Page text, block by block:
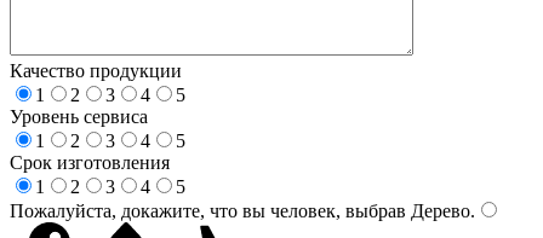
Качество продукции
1
2 3 4
5
Уровень сервиса
1
2 3 4
5
Срок изготовления
1
2 3 4
5
Пожалуйста, докажите, что вы человек, выбрав Дерево.